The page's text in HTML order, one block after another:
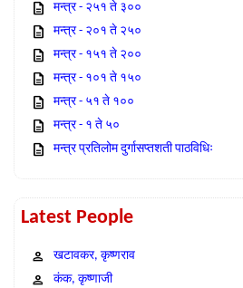
मन्त्र - २५१ ते ३००
मन्त्र - २०१ ते २५०
मन्त्र - १५१ ते २००
मन्त्र - १०१ ते १५०
मन्त्र - ५१ ते १००
मन्त्र - १ ते ५०
मन्त्र प्रतिलोम दुर्गासप्तशती पाठविधिः
Latest People
खटावकर, कृष्णराव
कंक, कृष्णाजी